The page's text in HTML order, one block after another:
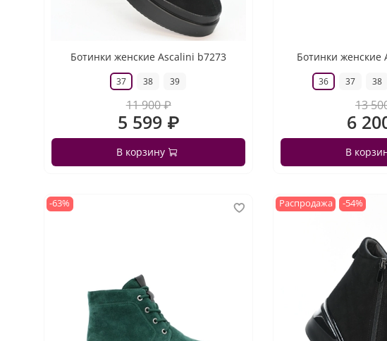
Ботинки женские Ascalini b7273
37 38 39
11 900 ₽
5 599 ₽
В корзину
Ботинки женские
36 37 38
13
6
В
-63% Распродажа -54%